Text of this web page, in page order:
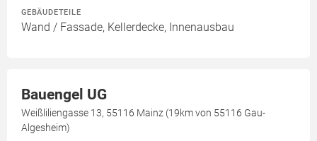
GEBÄUDETEILE
Wand / Fassade, Kellerdecke, Innenausbau
Bauengel UG
Weißliliengasse 13, 55116 Mainz (19km von 55116 Gau-
Algesheim)